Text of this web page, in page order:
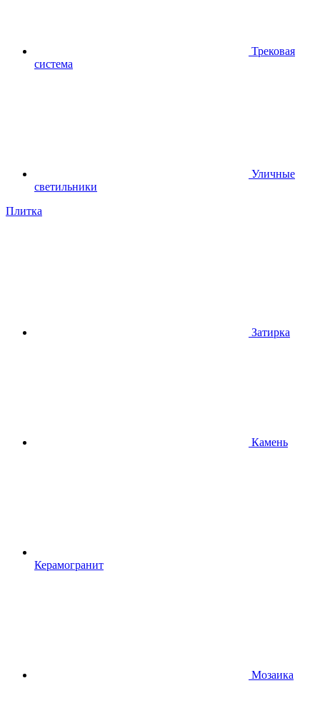
Трековая
система
Уличные
светильники
Плитка
Затирка
Камень
Керамогранит
Мозаика